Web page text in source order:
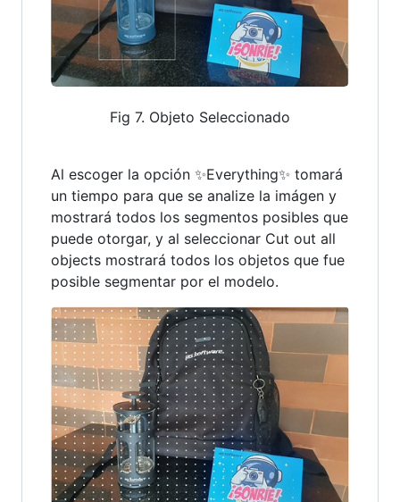
Fig 7. Objeto Seleccionado
Al escoger la opción ✨Everything✨ tomará
un tiempo para que se analize la imágen y
mostrará todos los segmentos posibles que
puede otorgar, y al seleccionar Cut out all
objects mostrará todos los objetos que fue
posible segmentar por el modelo.